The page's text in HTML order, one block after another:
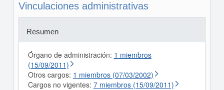
Vinculaciones administrativas
Resumen
Órgano de administración: 1 miembros
(15/09/2011)
Otros cargos: 1 miembros (07/03/2002)
Cargos no vigentes: 7 miembros (15/09/2011)